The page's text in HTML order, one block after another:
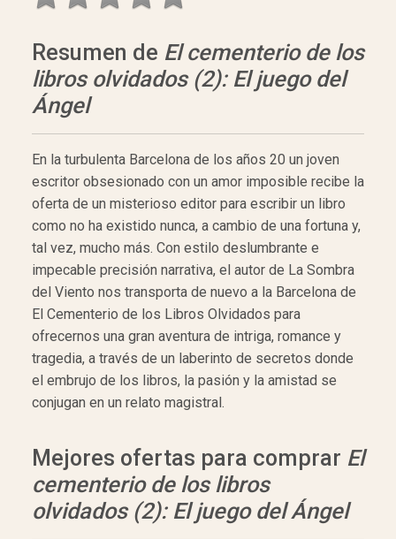
Resumen de El cementerio de los
libros olvidados (2): El juego del
Ángel
En la turbulenta Barcelona de los años 20 un joven
escritor obsesionado con un amor imposible recibe la
oferta de un misterioso editor para escribir un libro
como no ha existido nunca, a cambio de una fortuna y,
tal vez, mucho más. Con estilo deslumbrante e
impecable precisión narrativa, el autor de La Sombra
del Viento nos transporta de nuevo a la Barcelona de
El Cementerio de los Libros Olvidados para
ofrecernos una gran aventura de intriga, romance y
tragedia, a través de un laberinto de secretos donde
el embrujo de los libros, la pasión y la amistad se
conjugan en un relato magistral.
Mejores ofertas para comprar El
cementerio de los libros
olvidados (2): El juego del Ángel